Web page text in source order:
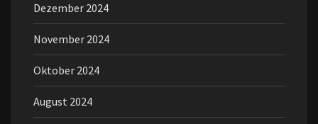
Dezember 2024
November 2024
Oktober 2024
August 2024